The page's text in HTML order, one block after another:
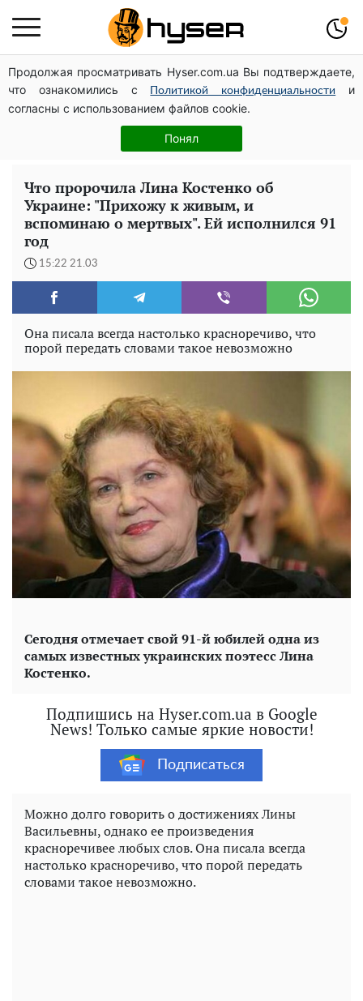
Продолжая просматривать Hyser.com.ua Вы подтверждаете,
что ознакомились с
Политикой конфиденциальности
и
согласны с использованием файлов cookie.
Понял
Как участник боевых действий может оформить
льготу на оплату коммунальных услуг: инструкция
Весь секрет в одной таблетке аспирина: рецепт
хрустящей и сочной капусты на зиму. Даже пяти банок
Что пророчила Лина Костенко об
Украине: "Прихожу к живым, и
вспоминаю о мертвых". Ей исполнился 91
год
15:22 21.03
Она писала всегда настолько красноречиво, что
порой передать словами такое невозможно
Сегодня отмечает свой 91-й юбилей одна из
самых известных украинских поэтесс Лина
Костенко.
Подпишись на Hyser.com.ua в Google
News! Только самые яркие новости!
Подписаться
Можно долго говорить о достижениях Лины
Васильевны, однако ее произведения
красноречивее любых слов. Она писала всегда
настолько красноречиво, что порой передать
словами такое невозможно.